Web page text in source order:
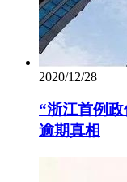
2020/12/28
“浙江首例
逾期真相